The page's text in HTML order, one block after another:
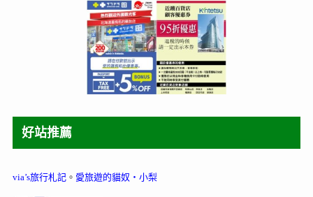
好站推薦
via’s旅行札記。 愛旅遊的貓奴‧小梨